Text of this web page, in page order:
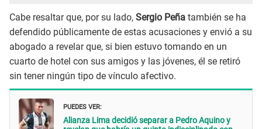
Cabe resaltar que, por su lado, Sergio Peña también se ha
defendido públicamente de estas acusaciones y envió a su
abogado a revelar que, si bien estuvo tomando en un
cuarto de hotel con sus amigos y las jóvenes, él se retiró
sin tener ningún tipo de vínculo afectivo.
PUEDES VER:
Alianza Lima decidió separar a Pedro Aquino y